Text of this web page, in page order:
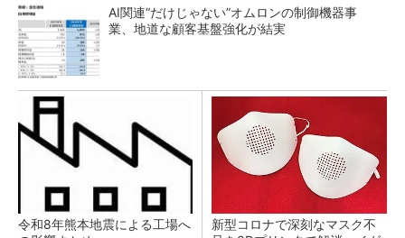
AI関連“だけじゃない”オムロンの制御機器事
業、地道な顧客基盤強化が結実
令和8年熊本地震による工場へ
新型コロナで深刻なマスク不